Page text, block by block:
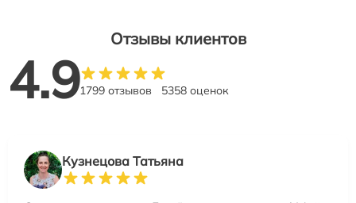
Отзывы клиентов
4.91799 отзывов 5358 оценок
Кузнецова Татьяна